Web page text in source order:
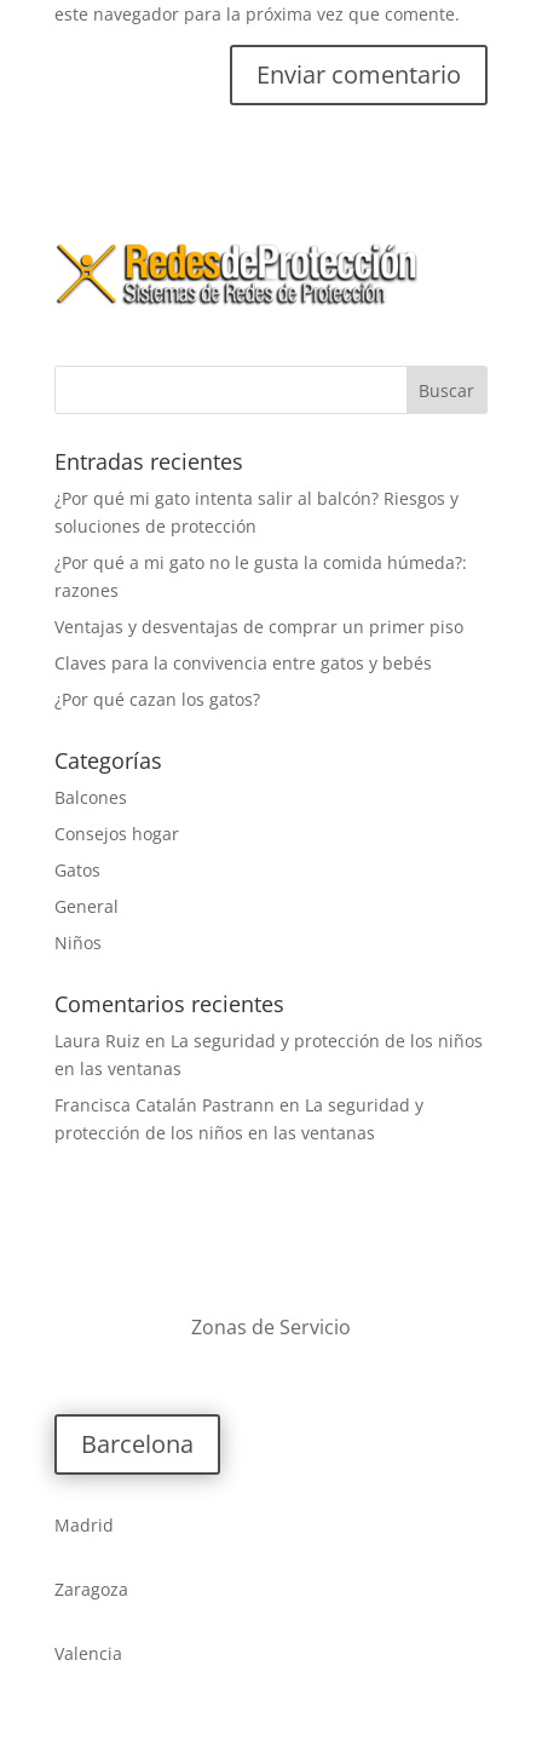
este navegador para la próxima vez que comente.
Entradas recientes
¿Por qué mi gato intenta salir al balcón? Riesgos y
soluciones de protección
¿Por qué a mi gato no le gusta la comida húmeda?:
razones
Ventajas y desventajas de comprar un primer piso
Claves para la convivencia entre gatos y bebés
¿Por qué cazan los gatos?
Categorías
Balcones
Consejos hogar
Gatos
General
Niños
Comentarios recientes
Laura Ruiz en La seguridad y protección de los niños
en las ventanas
Francisca Catalán Pastrann en La seguridad y
protección de los niños en las ventanas
Zonas de Servicio
Barcelona
Madrid
Zaragoza
Valencia